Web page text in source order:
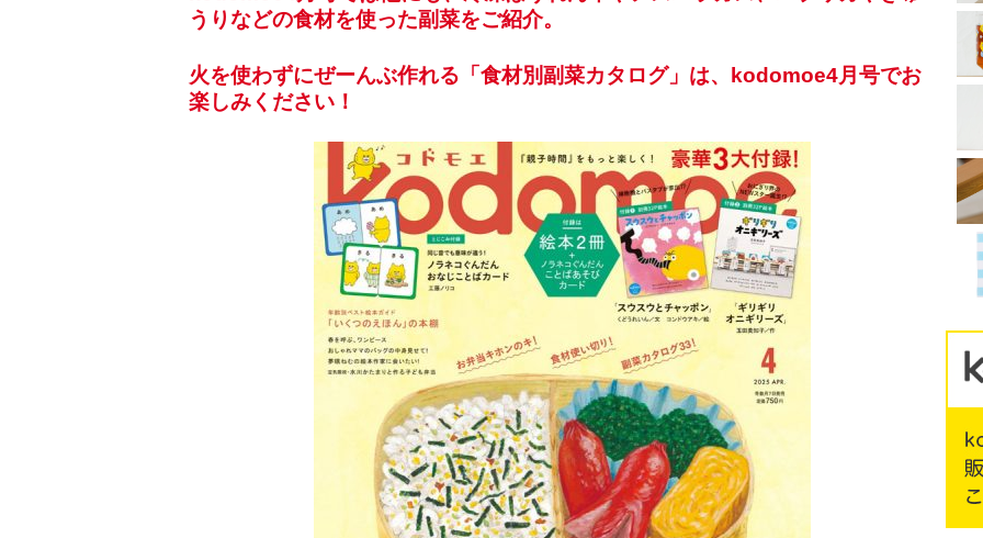
うりなどの食材を使った副菜をご紹介。
火を使わずにぜーんぶ作れる「食材別副菜カタログ」は、kodomoe4月号でお
楽しみください！